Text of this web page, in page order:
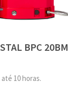
BPC 20BM
10 horas.